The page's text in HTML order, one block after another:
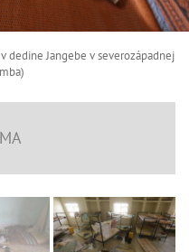
dedine Jangebe v severozápadnej